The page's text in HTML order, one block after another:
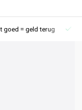
= geld terug